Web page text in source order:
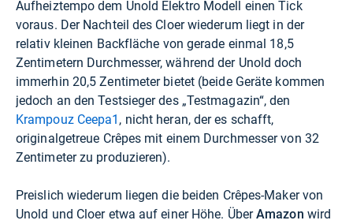
Aufheiztempo dem Unold Elektro Modell einen Tick
voraus. Der Nachteil des Cloer wiederum liegt in der
relativ kleinen Backfläche von gerade einmal 18,5
Zentimetern Durchmesser, während der Unold doch
immerhin 20,5 Zentimeter bietet (beide Geräte kommen
jedoch an den Testsieger des „Testmagazin“, den
Krampouz Ceepa1 , nicht heran, der es schafft,
originalgetreue Crêpes mit einem Durchmesser von 32
Zentimeter zu produzieren).
Preislich wiederum liegen die beiden Crêpes-Maker von
Unold und Cloer etwa auf einer Höhe. ÜberAmazon wird